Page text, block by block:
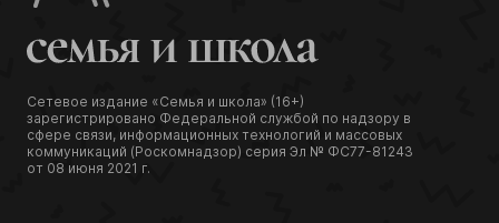
Сетевое издание «Семья и школа» (16+)
зарегистрировано Федеральной службой по надзору в
сфере связи, информационных технологий и массовых
коммуникаций (Роскомнадзор) серия Эл № ФС77-81243
от 08 июня 2021 г.